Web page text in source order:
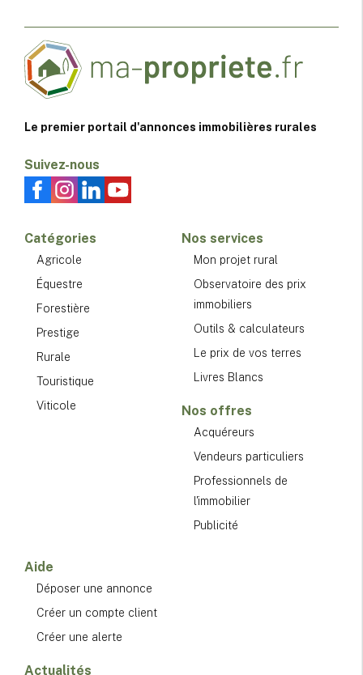
Le premier portail d'annonces immobilières rurales
Suivez-nous
Catégories
Agricole
Équestre
Forestière
Prestige
Rurale
Touristique
Viticole
Nos services
Mon projet rural
Observatoire des prix
immobiliers
Outils & calculateurs
Le prix de vos terres
Livres Blancs
Nos offres
Acquéreurs
Vendeurs particuliers
Professionnels de
l'immobilier
Publicité
Aide
Déposer une annonce
Créer un compte client
Créer une alerte
Actualités